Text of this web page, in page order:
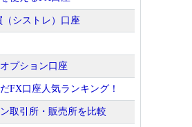
シストレ）口座
プション口座
FX口座人気ランキング！
取引所・販売所を比較